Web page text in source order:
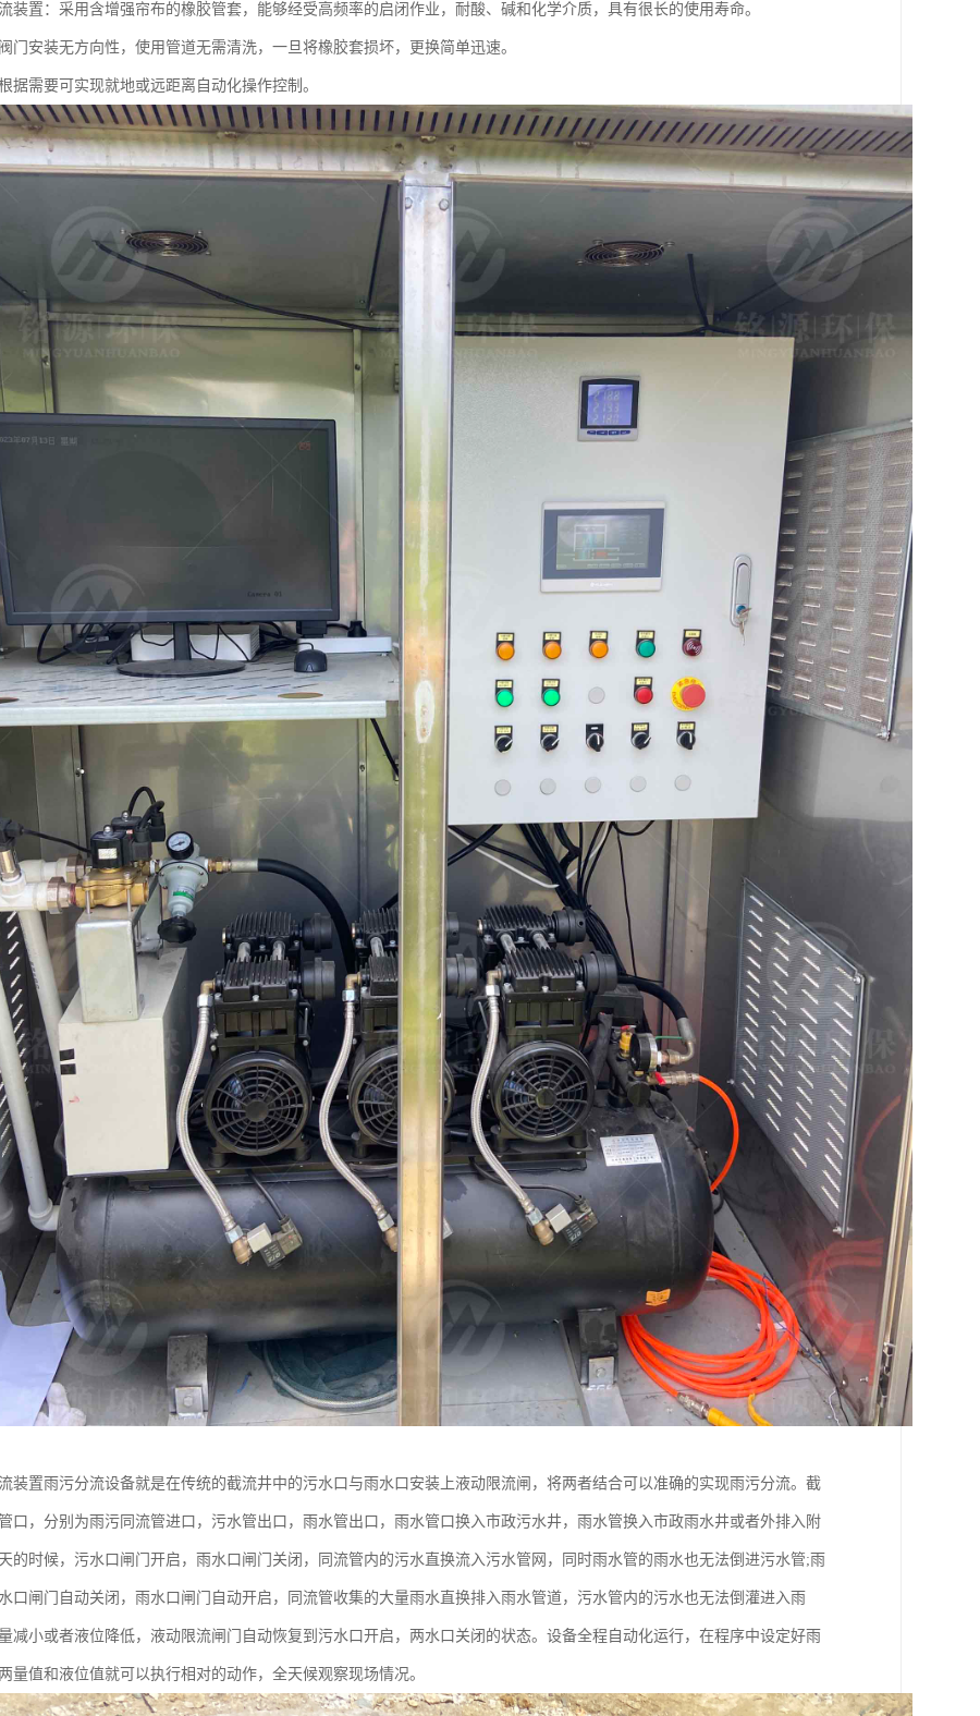
装置：采用含增强帘布的橡胶管套，能够经受高频率的启闭作业，耐酸、碱和化学介质，具有很长的使用寿命。
门安装无方向性，使用管道无需清洗，一旦将橡胶套损坏，更换简单迅速。
据需要可实现就地或远距离自动化操作控制。
装置雨污分流设备就是在传统的截流井中的污水口与雨水口安装上液动限流闸，将两者结合可以准确的实现雨污分流。截
口，分别为雨污同流管进口，污水管出口，雨水管出口，雨水管口换入市政污水井，雨水管换入市政雨水井或者外排入附
的时候，污水口闸门开启，雨水口闸门关闭，同流管内的污水直换流入污水管网，同时雨水管的雨水也无法倒进污水管;雨
口闸门自动关闭，雨水口闸门自动开启，同流管收集的大量雨水直换排入雨水管道，污水管内的污水也无法倒灌进入雨
减小或者液位降低，液动限流闸门自动恢复到污水口开启，两水口关闭的状态。设备全程自动化运行，在程序中设定好雨
量值和液位值就可以执行相对的动作，全天候观察现场情况。